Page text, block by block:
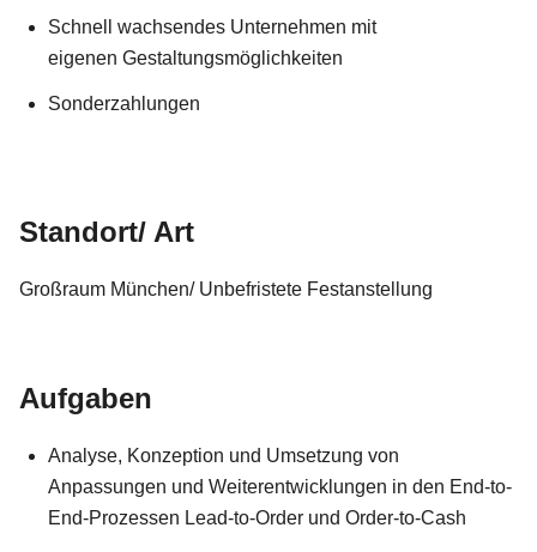
Schnell wachsendes Unternehmen mit
eigenen Gestaltungsmöglichkeiten
Sonderzahlungen
Standort/ Art
Großraum München/ Unbefristete Festanstellung
Aufgaben
Analyse, Konzeption und Umsetzung von
Anpassungen und Weiterentwicklungen in den End-to-
End-Prozessen Lead-to-Order und Order-to-Cash